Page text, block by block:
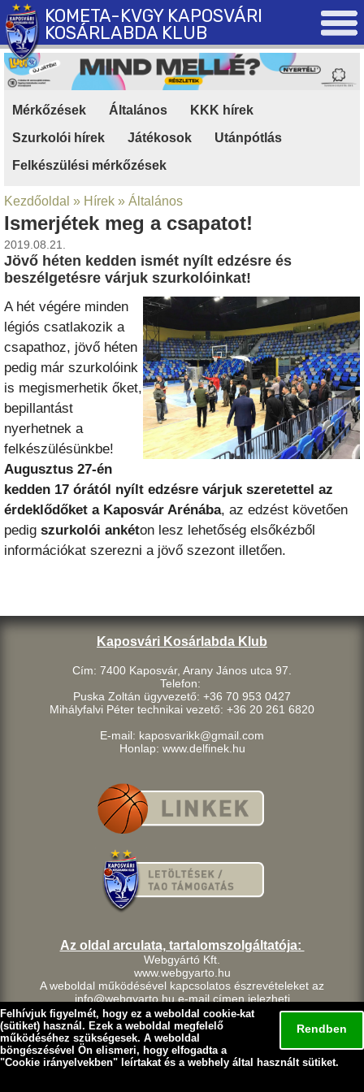
Rendben
Felhívjuk figyelmét, hogy ez a weboldal cookie-kat
(sütiket) használ. Ezek a weboldal megfelelő
működéséhez szükségesek. A weboldal
böngészésével Ön elismeri, hogy elfogadta a
"Cookie irányelvekben" leírtakat és a webhely által használt sütiket.
KOMETA-KVGY KAPOSVÁRI
KOSÁRLABDA KLUB
Mérkőzések Általános KKK hírek
Szurkolói hírek
Játékosok Utánpótlás
Felkészülési mérkőzések
Kezdőoldal » Hírek » Általános
Ismerjétek meg a csapatot!
2019.08.21.
Jövő héten kedden ismét nyílt edzésre és
beszélgetésre várjuk szurkolóinkat!
A hét végére minden
légiós csatlakozik a
csapathoz, jövő héten
pedig már szurkolóink
is megismerhetik őket,
bepillantást
nyerhetnek a
felkészülésünkbe!
Augusztus 27-én
kedden 17 órától nyílt edzésre várjuk szeretettel az
érdeklődőket a Kaposvár Arénába, az edzést követően
pedig szurkolói ankéton lesz lehetőség elsőkézből
információkat szerezni a jövő szezont illetően.
Kaposvári Kosárlabda Klub
Cím: 7400 Kaposvár, Arany János utca 97.
Telefon:
Puska Zoltán ügyvezető: +36 70 953 0427
Mihályfalvi Péter technikai vezető: +36 20 261 6820
E-mail: kaposvarikk@gmail.com
Honlap: www.delfinek.hu
Az oldal arculata, tartalomszolgáltatója:
Webgyártó Kft.
www.webgyarto.hu
A weboldal működésével kapcsolatos észrevételeket az
info@webgyarto.hu e-mail címen jelezheti.
Szerzői jog:
A delfinek.hu weboldalon található tartalom a Kaposvári Kosárlabda
Klub szellemi tulajdona.
A Kaposvári Kosárlabda Klub fenntart minden, a lap bármely
részének bármilyen módszerrel, technikával történő másolásával